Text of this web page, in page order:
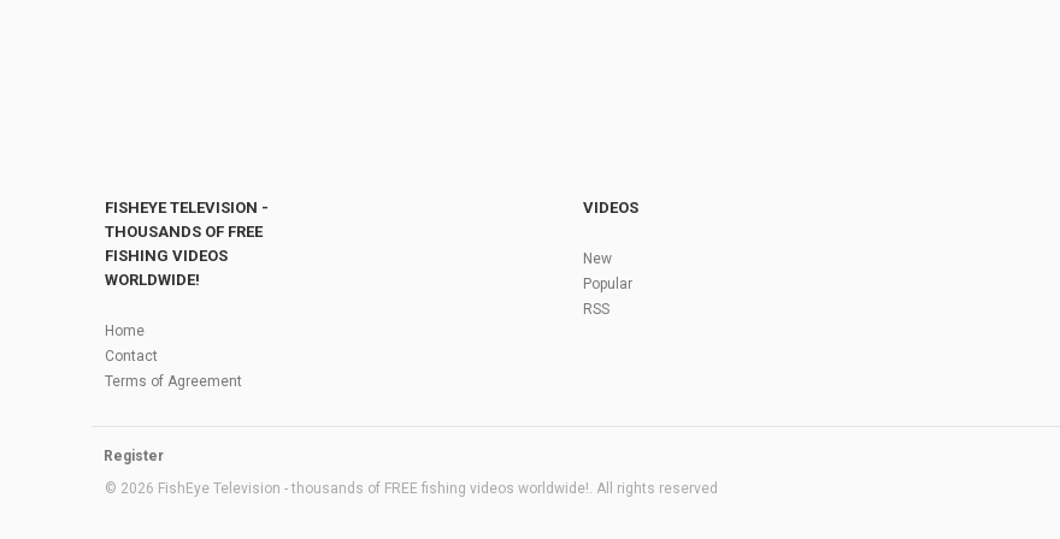
FISHEYE TELEVISION -
THOUSANDS OF FREE
FISHING VIDEOS
WORLDWIDE!
Home
Contact
Terms of Agreement
VIDEOS
New
Popular
RSS
Register
© 2026 FishEye Television - thousands of FREE fishing videos worldwide!. All rights reserved